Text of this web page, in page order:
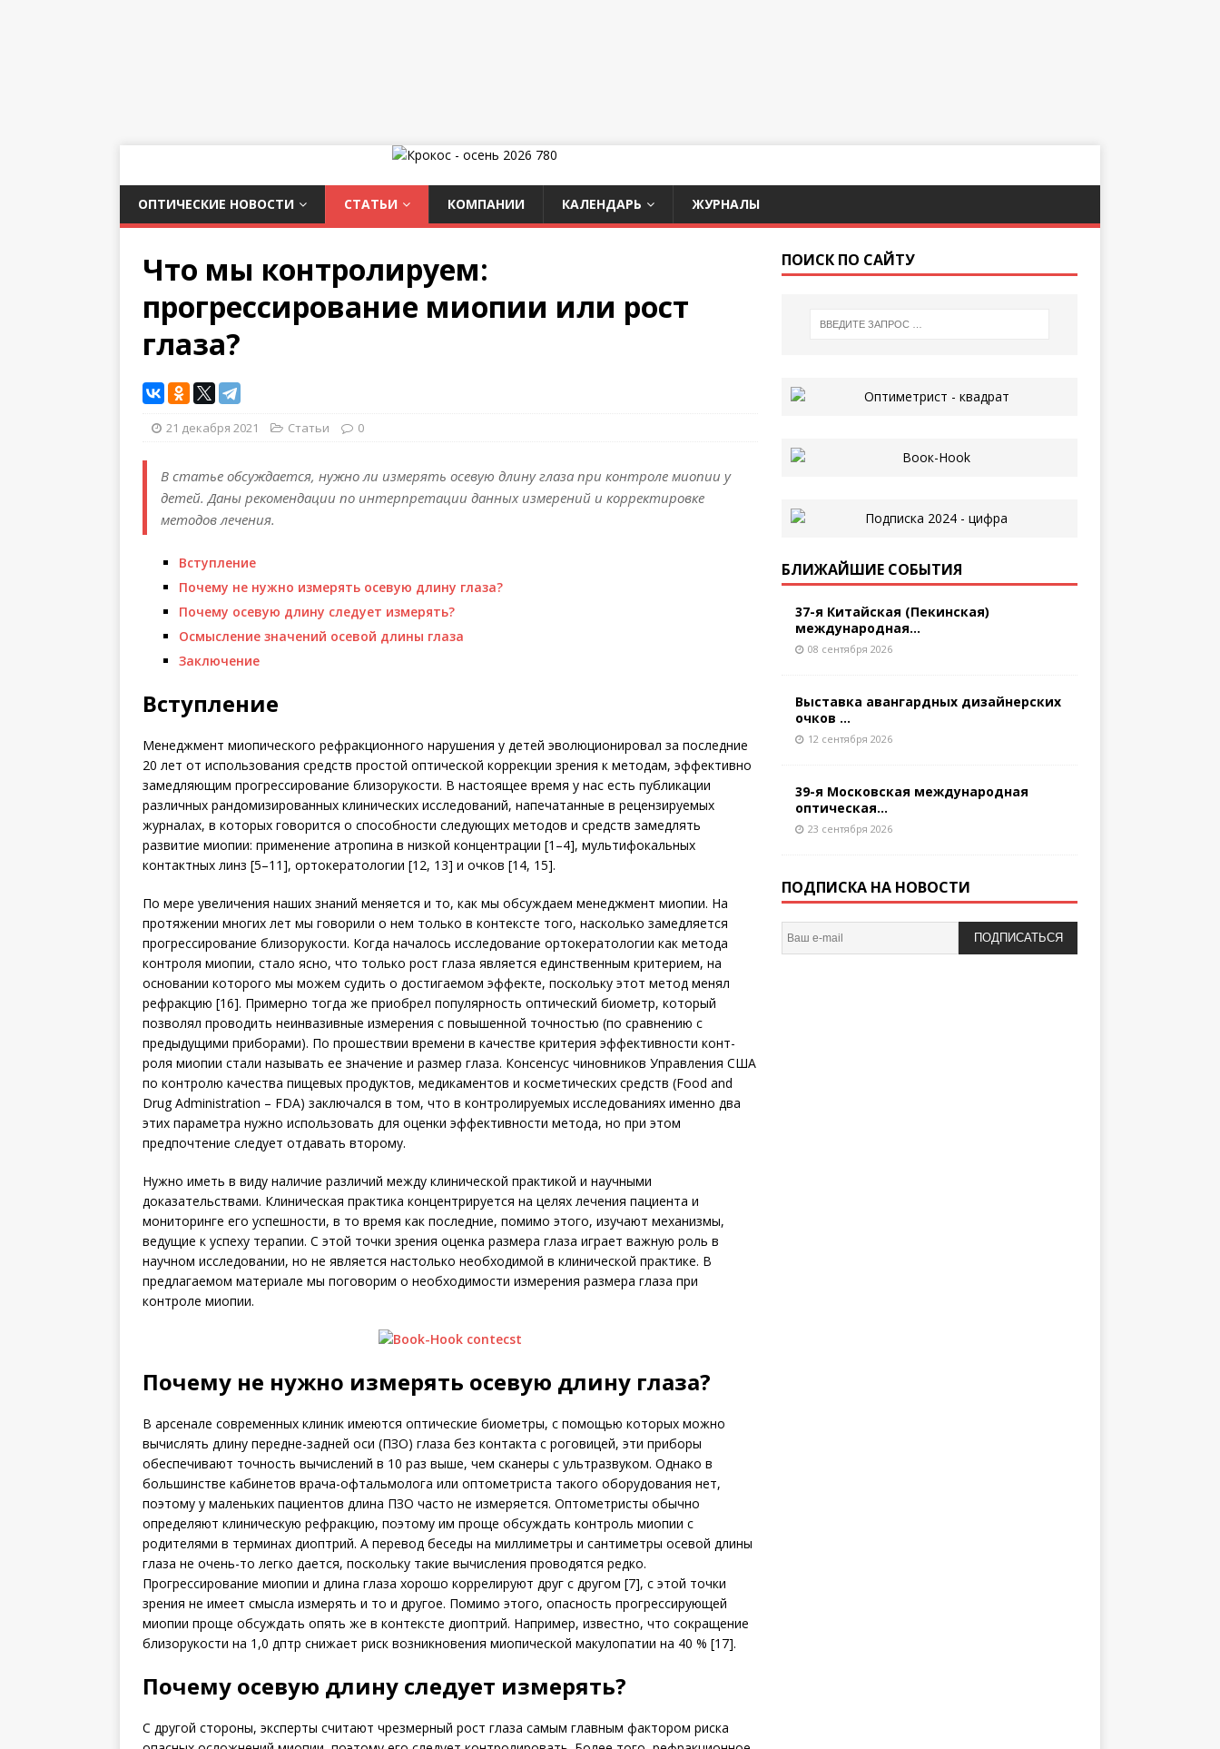
ОПТИЧЕСКИЕ НОВОСТИ СТАТЬИ КОМПАНИИ КАЛЕНДАРЬ ЖУРНАЛЫ
Что мы контролируем:
прогрессирование миопии или рост
глаза?
21 декабря 2021 Статьи 0
В статье обсуждается, нужно ли измерять осевую длину глаза при контроле миопии у
детей. Даны рекомендации по интерпретации данных измерений и корректировке
методов лечения.
Вступление
Почему не нужно измерять осевую длину глаза?
Почему осевую длину следует измерять?
Осмысление значений осевой длины глаза
Заключение
Вступление
Менеджмент миопического ре­фракционного нарушения у детей эволюционировал за последние
20 лет от использования средств простой оптической коррекции зрения к методам, эффективно
замедляющим прогрессирование близорукости. В настоящее время у нас есть публикации
различных рандомизированных клинических исследований, напечатанные в рецензируемых
журналах, в которых говорится о способности следующих методов и средств замедлять
развитие миопии: применение атропина в низкой концентрации [1–4], мультифокальных
контактных линз [5–11], ортокератологии [12, 13] и очков [14, 15].
По мере увеличения наших знаний меняется и то, как мы обсуждаем менеджмент миопии. На
протяжении многих лет мы говорили о нем только в контексте того, насколько замедляется
прогрессирование близорукости. Когда началось исследование ортокератологии как метода
контроля мио­пии, стало ясно, что только рост глаза является единственным критерием, на
основании которого мы можем судить о достигаемом эффекте, поскольку этот метод менял
рефракцию [16]. Примерно тогда же приобрел популярность оптический биометр, который
позволял проводить неинвазивные измерения с повышенной точностью (по сравнению с
предыдущими приборами). По прошествии времени в качестве критерия эффективности кон­т­
роля миопии стали называть ее значение и размер глаза. Консенсус чиновников Управления США
по контролю качества пищевых продуктов, медикаментов и косметических средств (Food and
Drug Administration – FDA) заключался в том, что в контролируемых исследованиях именно два
этих параметра нужно использовать для оценки эффективности метода, но при этом
предпочтение следует отдавать второму.
Нужно иметь в виду наличие различий между клинической практикой и научными
доказательствами. Клиническая практика концентрируется на целях лечения пациента и
мониторинге его успешности, в то время как последние, помимо этого, изучают механизмы,
ведущие к успеху терапии. С этой точки зрения оценка размера глаза играет важную роль в
научном исследовании, но не является настолько необходимой в клинической практике. В
предлагаемом материале мы поговорим о необходимости измерения размера глаза при
контроле миопии.
Почему не нужно измерять осевую длину глаза?
В арсенале современных клиник имеются оптические биометры, с помощью которых можно
вычислять длину передне-задней оси (ПЗО) глаза без контакта с роговицей, эти приборы
обеспечивают точность вычислений в 10 раз выше, чем сканеры с ультразвуком. Однако в
большинстве кабинетов врача-офтальмолога или оптометриста такого оборудования нет,
поэтому у маленьких пациентов длина ПЗО часто не измеряется. Оптометристы обычно
определяют клиническую рефракцию, поэтому им проще обсуждать контроль миопии с
родителями в терминах диоптрий. А перевод беседы на миллиметры и сантиметры осевой длины
глаза не очень-то легко дается, поскольку такие вычисления проводятся редко.
Прогрессирование миопии и длина глаза хорошо коррелируют друг с другом [7], с этой точки
зрения не имеет смысла измерять и то и другое. Помимо этого, опасность прогрессирующей
миопии проще обсуждать опять же в контексте диоптрий. Например, известно, что сокращение
близорукости на 1,0 дптр снижает риск возникновения миопической макулопатии на 40 % [17].
Почему осевую длину следует измерять?
С другой стороны, эксперты считают чрезмерный рост глаза самым главным фактором риска
ПОИСК ПО САЙТУ
БЛИЖАЙШИЕ СОБЫТИЯ
37-я Китайская (Пекинская)
международная...
08 сентября 2026
Выставка авангардных дизайнерских
очков ...
12 сентября 2026
39-я Московская международная
оптическая...
23 сентября 2026
ПОДПИСКА НА НОВОСТИ
ПОДПИСАТЬСЯ